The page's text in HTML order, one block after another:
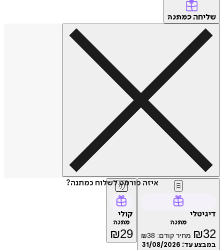
שליחה כמתנה
איזה פורמט לשלוח כמתנה?
דיגיטלי
מתנה
₪32 מחיר קודם: ₪38
במבצע עד: 31/08/2026
קולי
מתנה
₪29